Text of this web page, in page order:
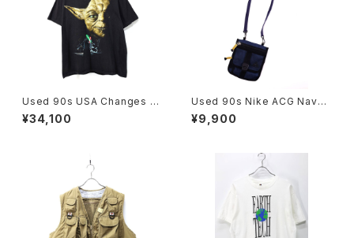
Used 90s USA Changes S
TAR WARS RETURN OF TH
E JEDI Graphic T-Shirt Size
¥34,100
Used 90s Nike ACG Navy
Rip Stop 2Way Sacoche 古
着
¥9,900